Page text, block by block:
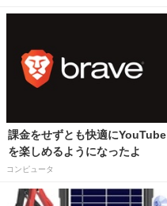
課金をせずとも快適にYouTube
を楽しめるようになったよ
コンピュータ